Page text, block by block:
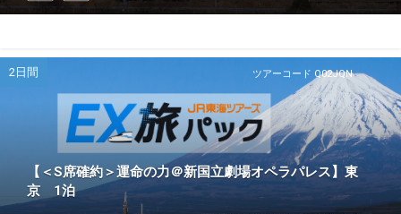
ツアーコード Q02JQN
2日間
【＜S席確約＞運命の力＠新国立劇場オペラパレス】東
京 1泊